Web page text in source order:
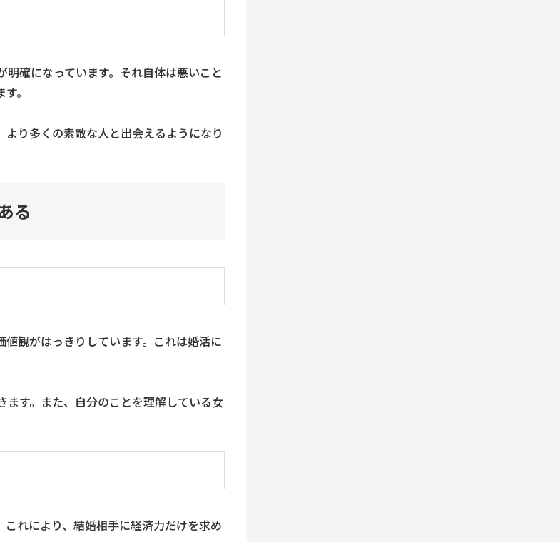
確になっています。それ自体は悪いこと
。
り多くの素敵な人と出会えるようになり
る
観がはっきりしています。これは婚活に
す。また、自分のことを理解している女
れにより、結婚相手に経済力だけを求め